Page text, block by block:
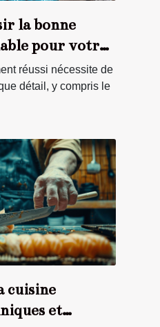
la bonne
pour votre
réussi nécessite de
détail, y compris le
cuisine
et